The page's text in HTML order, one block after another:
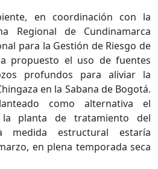
en coordinación con la
Regional de Cundinamarca
para la Gestión de Riesgo de
propuesto el uso de fuentes
profundos para aliviar la
en la Sabana de Bogotá.
como alternativa el
la planta de tratamiento del
medida estructural estaría
en plena temporada seca